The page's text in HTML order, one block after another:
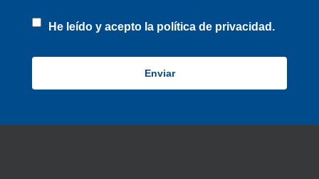
He leído y acepto la política de privacidad.